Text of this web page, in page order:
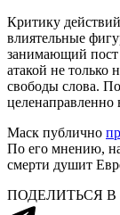
Критику
влиятельные
занимающий пост
атакой не
свободы слова.
целенаправленно
Маск публично
По его мнению,
смерти душит
ПОДЕЛИТЬСЯ В